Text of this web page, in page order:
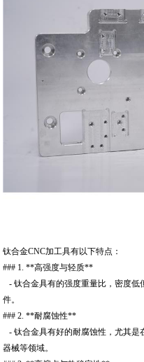
钛合金CNC加工具有以下特点：
### 1. **高强度与轻质**
- 钛合金具有的强度重量比，密度低
件。
### 2. **耐腐蚀性**
- 钛合金具有好的耐腐蚀性，尤其是
器械等领域。